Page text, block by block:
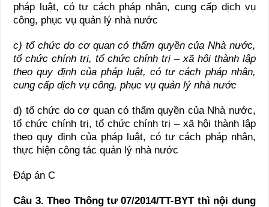
pháp luật, có tư cách pháp nhân, cung cấp dịch vụ
công, phục vụ quản lý nhà nước
c) tổ chức do cơ quan có thẩm quyền của Nhà nước,
tổ chức chính trị, tổ chức chính trị – xã hội thành lập
theo quy định của pháp luật, có tư cách pháp nhân,
cung cấp dịch vụ công, phục vụ quản lý nhà nước
d) tổ chức do cơ quan có thẩm quyền của Nhà nước,
tổ chức chính trị, tổ chức chính trị – xã hội thành lập
theo quy định của pháp luật, có tư cách pháp nhân,
thực hiện công tác quản lý nhà nước
Đáp án C
Câu 3. Theo Thông tư 07/2014/TT-BYTthì nội dung